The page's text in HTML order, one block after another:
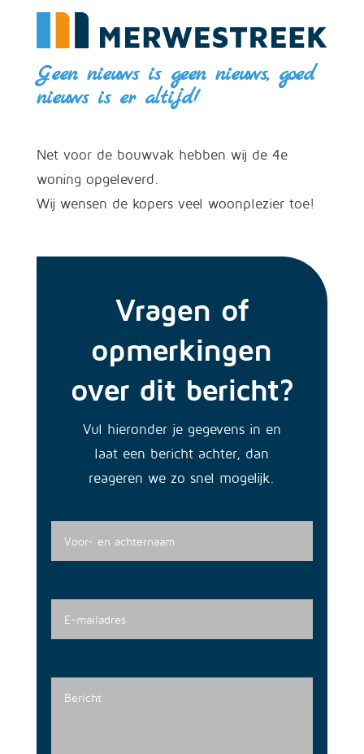
Geen nieuws is geen nieuws, goed
nieuws is er altijd!
Net voor de bouwvak hebben wij de 4e
woning opgeleverd.
Wij wensen de kopers veel woonplezier toe!
Vragen of
opmerkingen
over dit bericht?
Vul hieronder je gegevens in en
laat een bericht achter, dan
reageren we zo snel mogelijk.